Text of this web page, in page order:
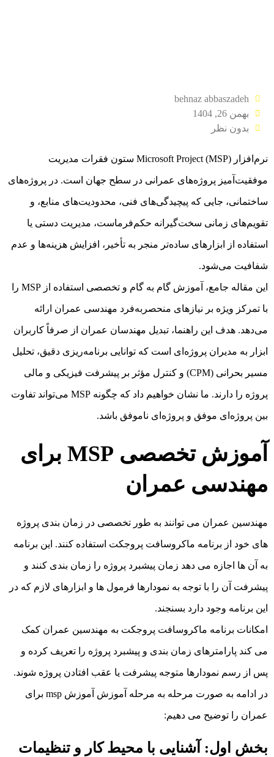
behnaz abbaszadeh
بهمن 26, 1404
بدون نظر
نرم‌افزار Microsoft Project (MSP) ستون فقرات مدیریت
موفقیت‌آمیز پروژه‌های عمرانی در سطح جهان است. در پروژه‌های
ساختمانی، جایی که پیچیدگی‌های فنی، محدودیت‌های منابع، و
تقویم‌های زمانی سخت‌گیرانه حکم‌فرماست، مدیریت دستی یا
استفاده از ابزارهای ساده‌تر منجر به تأخیر، افزایش هزینه‌ها و عدم
شفافیت می‌شود.
این مقاله جامع، آموزش گام به گام و تخصصی استفاده از MSP را
با تمرکز ویژه بر نیازهای منحصربه‌فرد مهندسی عمران ارائه
می‌دهد. هدف این راهنما، تبدیل مهندسان عمران از صرفاً کاربران
ابزار به مدیران پروژه‌ای است که توانایی برنامه‌ریزی دقیق، تحلیل
مسیر بحرانی (CPM) و کنترل مؤثر بر پیشرفت فیزیکی و مالی
پروژه را دارند. ما نشان خواهیم داد که چگونه MSP می‌تواند تفاوت
بین پروژه‌ای موفق و پروژه‌ای ناموفق باشد.
آموزش تخصصی MSP برای
مهندسی عمران
مهندسین عمران می توانند به طور تخصصی در زمان بندی پروژه
های خود از برنامه ماکروسافت پروجکت استفاده کنند. این برنامه
به آن ها اجازه می دهد زمان پیشبرد پروژه را زمان بندی کنند و
پیشرفت آن را با توجه به نمودارها فرمول ها و ابزارهای لازم که در
این برنامه وجود دارد بسنجند.
امکانات برنامه ماکروسافت پروجکت به مهندسین عمران کمک
می کند پارامترهای زمان بندی و پیشبرد پروژه را تعریف کرده و
پس از رسم نمودارها متوجه پیشرفت یا عقب افتادن پروژه شوند.
در ادامه به صورت مرحله به مرحله آموزش آموزش msp برای
عمران را توضیح می دهیم:
بخش اول: آشنایی با محیط کار و تنظیمات